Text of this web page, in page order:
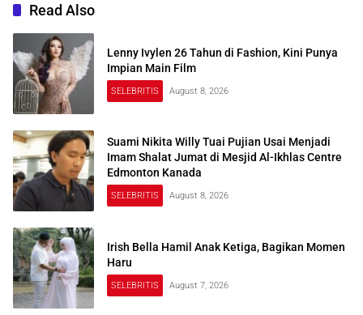
Read Also
Lenny Ivylen 26 Tahun di Fashion, Kini Punya
Impian Main Film
SELEBRITIS August 8, 2026
Suami Nikita Willy Tuai Pujian Usai Menjadi
Imam Shalat Jumat di Mesjid Al-Ikhlas Centre
Edmonton Kanada
SELEBRITIS August 8, 2026
Irish Bella Hamil Anak Ketiga, Bagikan Momen
Haru
SELEBRITIS August 7, 2026